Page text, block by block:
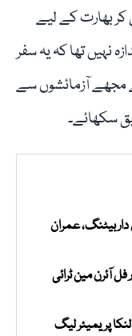
بھارت کے لیے
نہیں تھا کہ یہ سفر
مجھے آزمائشوں سے
سکھائے۔
بیٹنگ، عمران
آئرن مین ٹرائی
پریمیئر لیگ